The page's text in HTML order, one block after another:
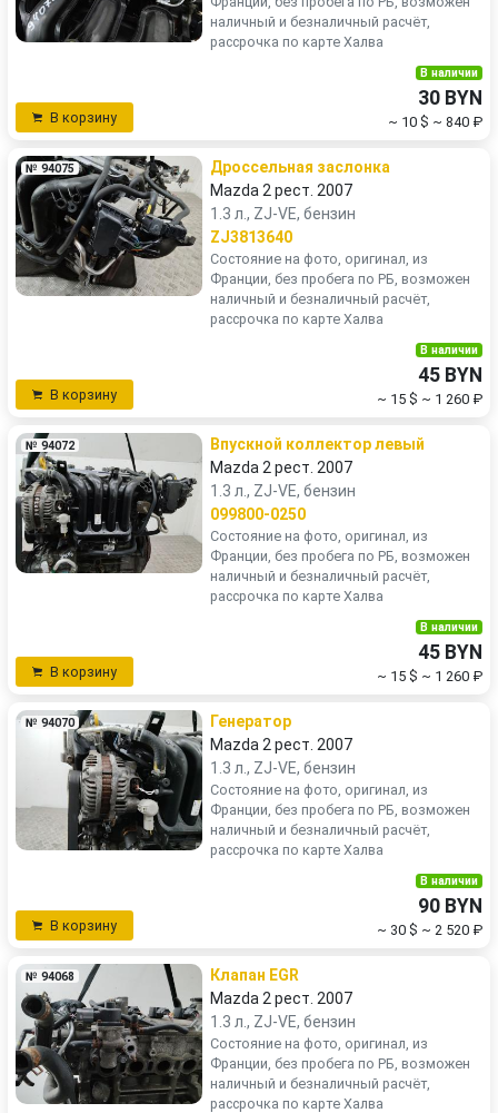
наличный и безналичный расчёт,
рассрочка по карте Халва
В корзину
В наличии
30 BYN
~ 10 $ ~ 840 ₽
№ 94075
Дроссельная заслонка
Mazda 2 рест. 2007
1.3 л., ZJ-VE, бензин
ZJ3813640
Состояние на фото, оригинал, из
Франции, без пробега по РБ, возможен
наличный и безналичный расчёт,
рассрочка по карте Халва
В корзину
В наличии
45 BYN
~ 15 $ ~ 1 260 ₽
№ 94072
Впускной коллектор левый
Mazda 2 рест. 2007
1.3 л., ZJ-VE, бензин
099800-0250
Состояние на фото, оригинал, из
Франции, без пробега по РБ, возможен
наличный и безналичный расчёт,
рассрочка по карте Халва
В корзину
В наличии
45 BYN
~ 15 $ ~ 1 260 ₽
№ 94070
Генератор
Mazda 2 рест. 2007
1.3 л., ZJ-VE, бензин
Состояние на фото, оригинал, из
Франции, без пробега по РБ, возможен
наличный и безналичный расчёт,
рассрочка по карте Халва
В корзину
В наличии
90 BYN
~ 30 $ ~ 2 520 ₽
№ 94068
Клапан EGR
Mazda 2 рест. 2007
1.3 л., ZJ-VE, бензин
Состояние на фото, оригинал, из
Франции, без пробега по РБ, возможен
наличный и безналичный расчёт,
рассрочка по карте Халва